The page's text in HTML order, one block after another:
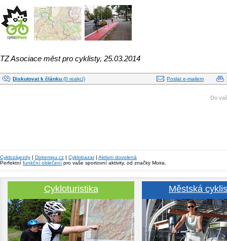
TZ Asociace měst pro cyklisty, 25.03.2014
Diskutovat k článku (0 reakcí) Poslat e-mailem
Do
Cyklozájezdy | Dokempu.cz | Cyklobazar| Aktivni dovolená
Perfektní funkční oblečení pro vaše sportovní aktivity, od značky Moira.
Cykloturistika Městská